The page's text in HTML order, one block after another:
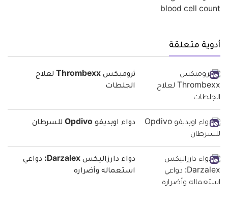
أدوية متعلقة
ثرومبكس Thrombexx لعلاج
الجلطات
دواء اوبديفو Opdivo للسرطان
دواء دارزاليكس Darzalex: دواعي
استعماله وأضراره